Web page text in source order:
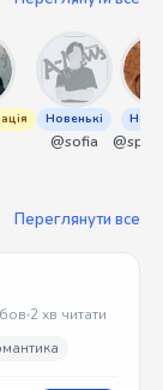
Новенькі
@sofia
Переглянути все
2 хв читати